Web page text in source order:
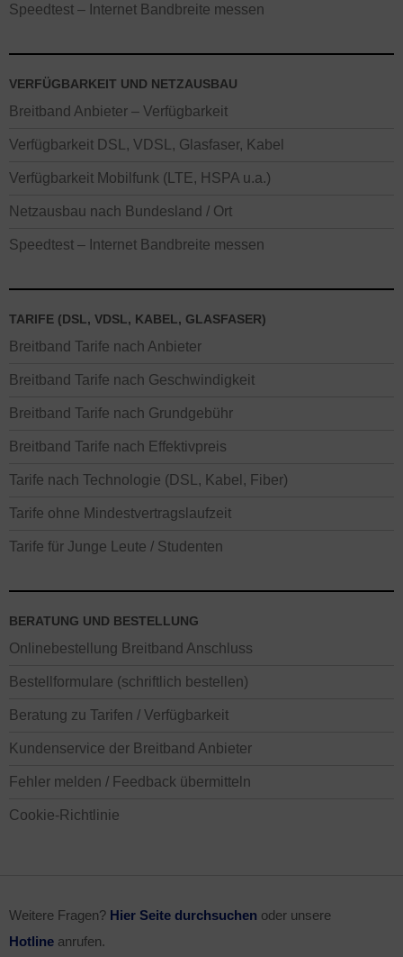
Speedtest – Internet Bandbreite messen
VERFÜGBARKEIT UND NETZAUSBAU
Breitband Anbieter – Verfügbarkeit
Verfügbarkeit DSL, VDSL, Glasfaser, Kabel
Verfügbarkeit Mobilfunk (LTE, HSPA u.a.)
Netzausbau nach Bundesland / Ort
Speedtest – Internet Bandbreite messen
TARIFE (DSL, VDSL, KABEL, GLASFASER)
Breitband Tarife nach Anbieter
Breitband Tarife nach Geschwindigkeit
Breitband Tarife nach Grundgebühr
Breitband Tarife nach Effektivpreis
Tarife nach Technologie (DSL, Kabel, Fiber)
Tarife ohne Mindestvertragslaufzeit
Tarife für Junge Leute / Studenten
BERATUNG UND BESTELLUNG
Onlinebestellung Breitband Anschluss
Bestellformulare (schriftlich bestellen)
Beratung zu Tarifen / Verfügbarkeit
Kundenservice der Breitband Anbieter
Fehler melden / Feedback übermitteln
Cookie-Richtlinie
Weitere Fragen? Hier Seite durchsuchen oder unsere
Hotline anrufen.